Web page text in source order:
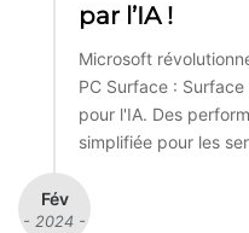
par l’IA !
Microsoft
PC Surface :
pour l'IA. Des
simplifiée pour les
Fév
- 2024 -